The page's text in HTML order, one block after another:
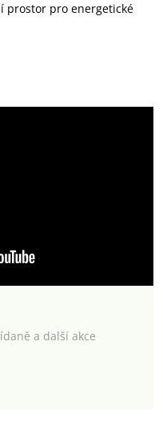
prostor pro energetické
a další akce